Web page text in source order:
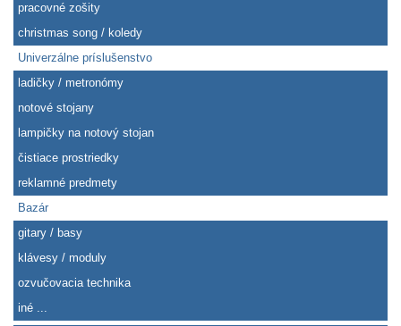
pracovné zošity
christmas song / koledy
Univerzálne príslušenstvo
ladičky / metronómy
notové stojany
lampičky na notový stojan
čistiace prostriedky
reklamné predmety
Bazár
gitary / basy
klávesy / moduly
ozvučovacia technika
iné ...